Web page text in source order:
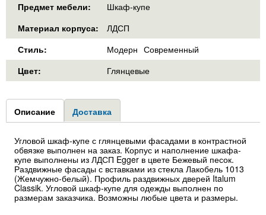
Предмет мебели:
Шкаф-купе
Материал корпуса:
ЛДСП
Стиль:
Модерн Современный
Цвет:
Глянцевые
Group1
Описание (активная
вкладка)
Доставка
Угловой шкаф-купе с глянцевыми фасадами в контрастной
обвязке выполнен на заказ. Корпус и наполнение шкафа-
купе выполнены из ЛДСП Egger в цвете Бежевый песок.
Раздвижные фасады с вставками из стекла Лакобель 1013
(Жемчужно-белый). Профиль раздвижных дверей Italum
Classik. Угловой шкаф-купе для одежды выполнен по
размерам заказчика. Возможны любые цвета и размеры.